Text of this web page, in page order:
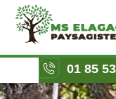
01 85